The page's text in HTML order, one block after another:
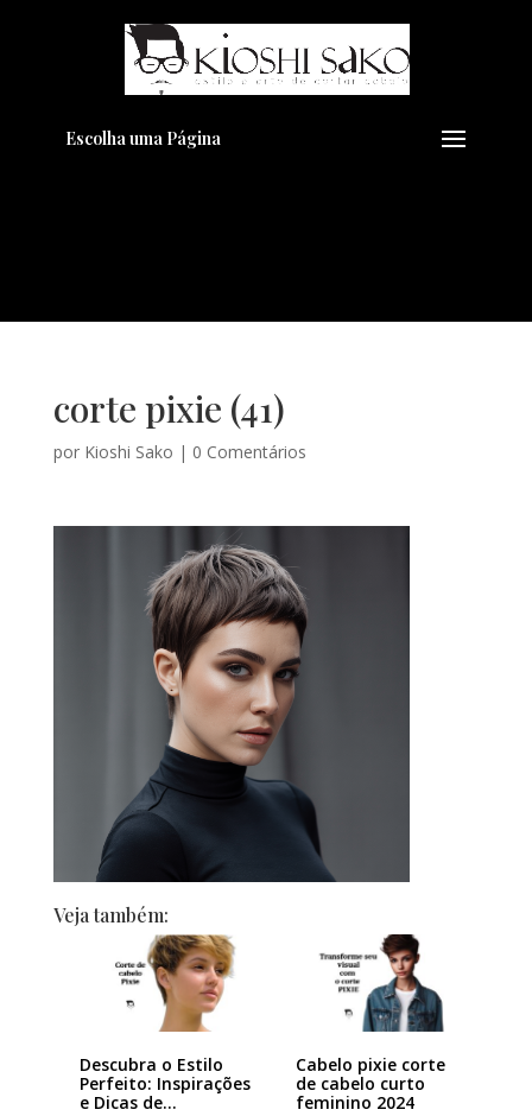
Escolha uma Página
corte pixie (41)
por Kioshi Sako | 0 Comentários
Veja também:
Descubra o Estilo
Perfeito: Inspirações
e Dicas de…
Cabelo pixie corte
de cabelo curto
feminino 2024
Pensando em transformar seu
Visual??